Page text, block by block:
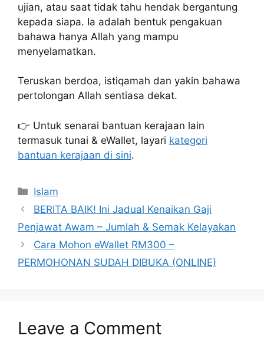
ujian, atau saat tidak tahu hendak bergantung
kepada siapa. Ia adalah bentuk pengakuan
bahawa hanya Allah yang mampu
menyelamatkan.
Teruskan berdoa, istiqamah dan yakin bahawa
pertolongan Allah sentiasa dekat.
👉 Untuk senarai bantuan kerajaan lain
termasuk tunai & eWallet, layari kategori
bantuan kerajaan di sini.
Categories
Islam
BERITA BAIK! Ini Jadual Kenaikan Gaji
Penjawat Awam – Jumlah & Semak Kelayakan
Cara Mohon eWallet RM300 –
PERMOHONAN SUDAH DIBUKA (ONLINE)
Leave a Comment